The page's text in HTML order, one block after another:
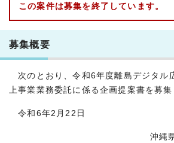
この案件は募集を終了しています。
募集概要
次のとおり、令和6年度離島デジタル
上事業業務委託に係る企画提案書を募集
令和6年2月22日
沖縄